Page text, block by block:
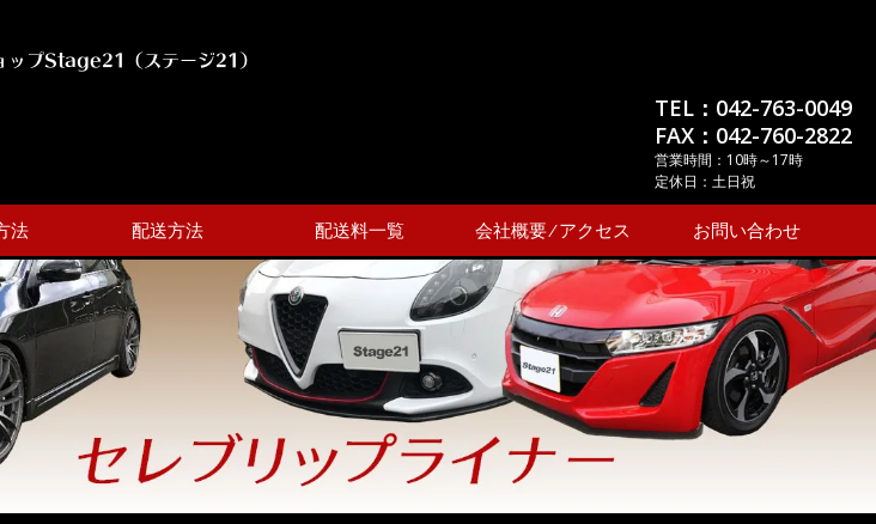
ップStage21（ステージ21）
TEL：042-763-0049
FAX：042-760-2822
営業時間：10時～17時
定休日：土日祝
法 配送方法 配送料一覧 会社概要 ⁄ アクセス お問い合わせ